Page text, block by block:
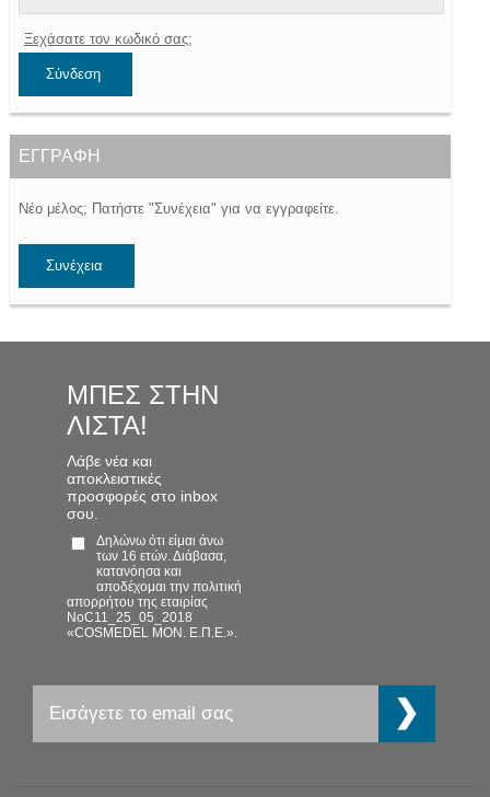
Ξεχάσατε τον κωδικό σας;
ΕΓΓΡΑΦΗ
Νέο μέλος; Πατήστε "Συνέχεια" για να εγγραφείτε.
ΜΠΕΣ ΣΤΗΝ
ΛΙΣΤΑ!
Λάβε νέα και
αποκλειστικές
προσφορές στο inbox
σου.
Δηλώνω ότι είμαι άνω
των 16 ετών. Διάβασα,
κατανόησα και
αποδέχομαι την πολιτική
απορρήτου της εταιρίας
NoC11_25_05_2018
«COSMEDEL ΜΟΝ. Ε.Π.Ε.».